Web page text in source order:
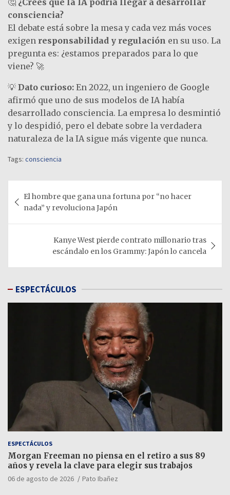
consciencia?
El debate está sobre la mesa y cada vez más voces
exigen responsabilidad y regulación en su uso. La
pregunta es: ¿estamos preparados para lo que
viene? 🚀
💡 Dato curioso: En 2022, un ingeniero de Google
afirmó que uno de sus modelos de IA había
desarrollado consciencia. La empresa lo desmintió
y lo despidió, pero el debate sobre la verdadera
naturaleza de la IA sigue más vigente que nunca.
Tags: consciencia
de
entradas
El hombre que gana una fortuna por “no hacer
nada” y revoluciona Japón
Kanye West pierde contrato millonario tras
escándalo en los Grammy: Japón lo cancela
ESPECTÁCULOS
ESPECTÁCULOS
Morgan Freeman no piensa en el retiro a sus 89
años y revela la clave para elegir sus trabajos
06 de agosto de 2026 Pato Ibañez